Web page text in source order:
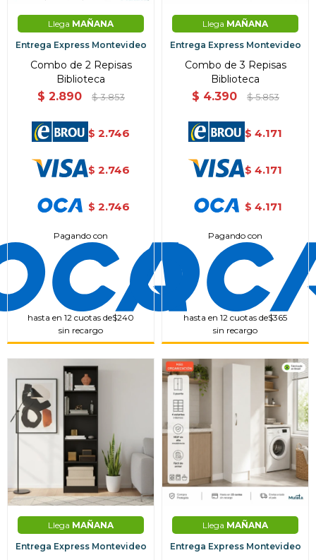
Llega MAÑANA
Entrega Express Montevideo
Combo de 2 Repisas
Biblioteca
$ 2.890 $ 3.853
$ 2.746
$ 2.746
$ 2.746
Pagando con
hasta en 12 cuotas de$240
sin recargo
Llega MAÑANA
Entrega Express Montevideo
Combo de 3 Repisas
Biblioteca
$ 4.390 $ 5.853
$ 4.171
$ 4.171
$ 4.171
Pagando con
hasta en 12 cuotas de$365
sin recargo
Llega MAÑANA
Entrega Express Montevideo
Llega MAÑANA
Entrega Express Montevideo